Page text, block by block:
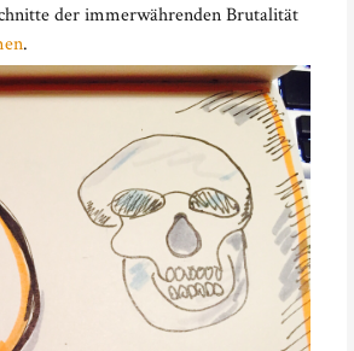
der immerwährenden Brutalität
.